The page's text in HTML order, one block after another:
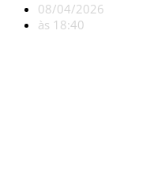
08/04/2026
às 18:40